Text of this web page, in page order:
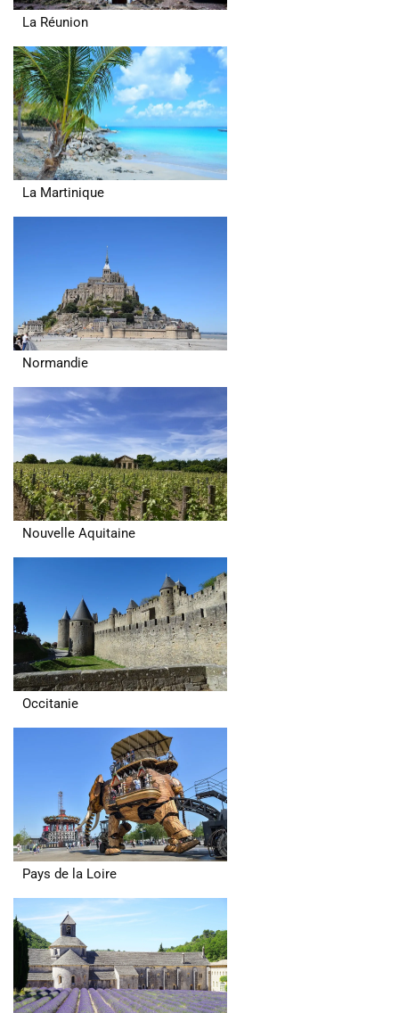
La Réunion
La Martinique
Normandie
Nouvelle Aquitaine
Occitanie
Pays de la Loire